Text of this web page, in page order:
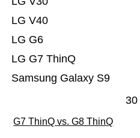
Samsung Galaxy S9
LG G7 ThinQ
LG G6
LG V40
30
G7 ThinQ vs. G8 ThinQ